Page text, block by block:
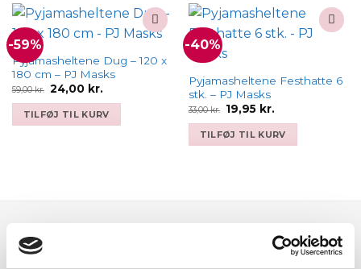
-59%
wishlist
Pyjamasheltene Dug – 120 x
180 cm – PJ Masks
59,00kr. Den
oprindelige
pris
var:
59,00 kr..
24,00 kr.Den
pris
er:
24,00 kr..
TILFØJ TIL KURV
-40%
Pyjamasheltene Festhatte 6
stk. – PJ Masks
33,00kr.
Den
oprindelige
pris
var:
33,00 kr..
19,95 kr.Den
pris
er:
19,95 kr..
TILFØJ TIL KURV
Populære mærker hos Kagegrisen